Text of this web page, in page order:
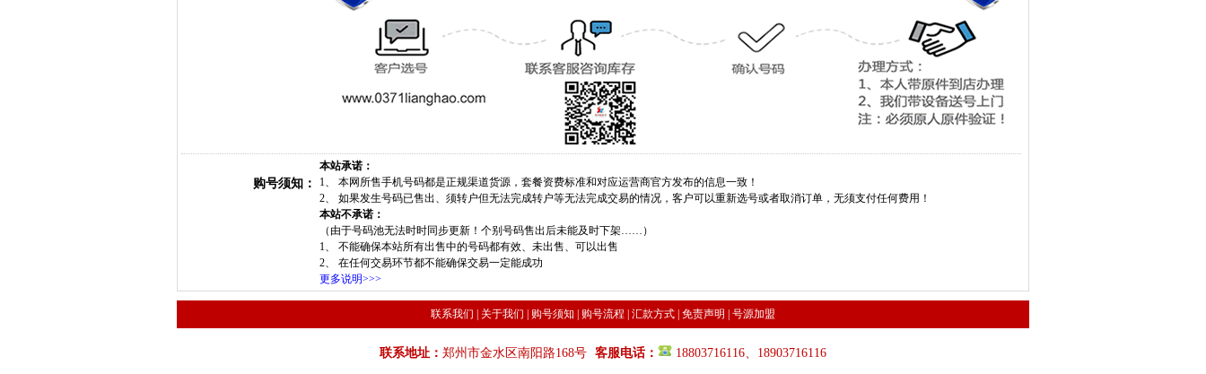
购号须知：
本站承诺：
1、 本网所售手机号码都是正规渠道货源，套餐资费标准和对应运营商官方发布的信息一致！
2、 如果发生号码已售出、须转户但无法完成转户等无法完成交易的情况，客户可以重新选号或者取消订单，无须支付任何费用！
本站不承诺：
（由于号码池无法时时同步更新！个别号码售出后未能及时下架……）
1、 不能确保本站所有出售中的号码都有效、未出售、可以出售
2、 在任何交易环节都不能确保交易一定能成功
更多说明>>>
联系我们 关于我们 购号须知 购号流程 汇款方式 免责声明 号源加盟
联系地址： 郑州市金水区南阳路168号 客服电话： 18803716116、18903716116